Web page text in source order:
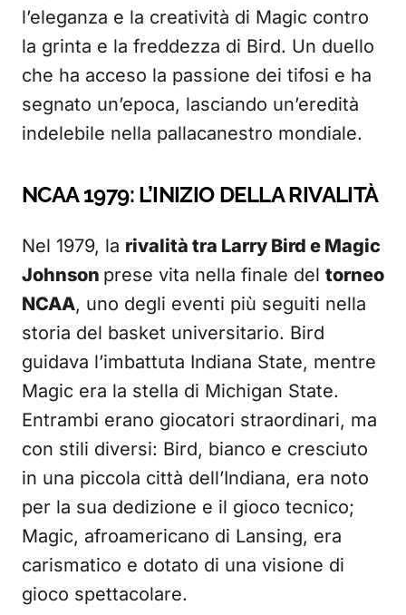
l’eleganza e la creatività di Magic contro
la grinta e la freddezza di Bird. Un duello
che ha acceso la passione dei tifosi e ha
segnato un’epoca, lasciando un’eredità
indelebile nella pallacanestro mondiale.
NCAA 1979: L’INIZIO DELLA RIVALITÀ
Nel 1979, la rivalità tra Larry Bird e Magic
Johnson prese vita nella finale del torneo
NCAA, uno degli eventi più seguiti nella
storia del basket universitario. Bird
guidava l’imbattuta Indiana State, mentre
Magic era la stella di Michigan State.
Entrambi erano giocatori straordinari, ma
con stili diversi: Bird, bianco e cresciuto
in una piccola città dell’Indiana, era noto
per la sua dedizione e il gioco tecnico;
Magic, afroamericano di Lansing, era
carismatico e dotato di una visione di
gioco spettacolare.